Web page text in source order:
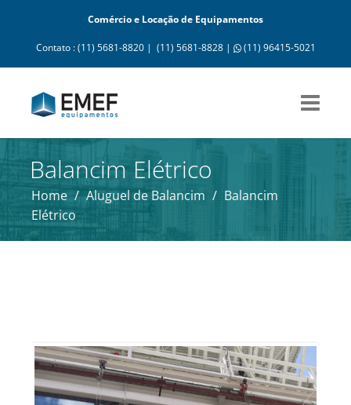
Comércio e Locação de Equipamentos
Contato : (11) 5681-8820 | (11) 5681-8828 | (11) 96415-5021
Balancim Elétrico
Home / Aluguel de Balancim / Balancim
Elétrico